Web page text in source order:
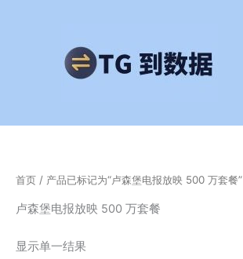
首页 / 产品已标记为“卢森堡电报放映 500 万套餐”
卢森堡电报放映 500 万套餐
显示单一结果